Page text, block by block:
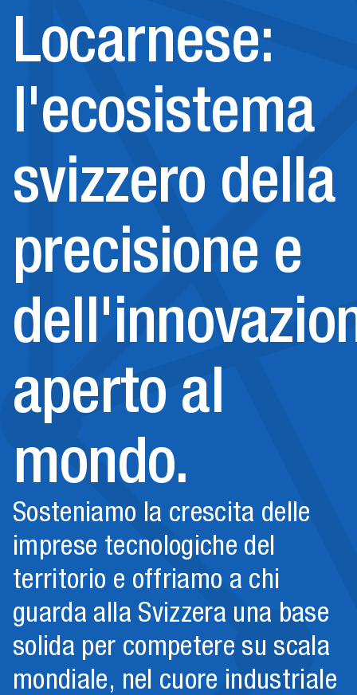
Locarnese:
l'ecosistema
svizzero della
precisione e
aperto al
mondo.
Sosteniamo la crescita delle
imprese tecnologiche del
territorio e offriamo a chi
guarda alla Svizzera una base
solida per competere su scala
mondiale, nel cuore industriale